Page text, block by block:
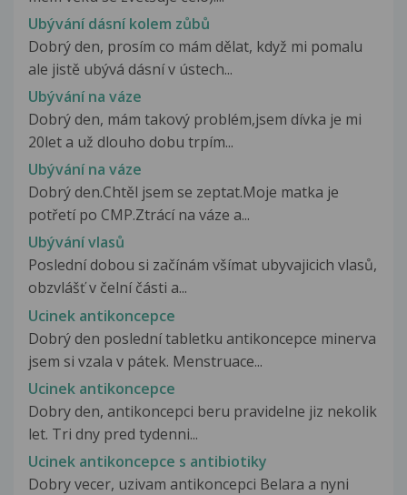
Ubývání dásní kolem zůbů
Dobrý den, prosím co mám dělat, když mi pomalu
ale jistě ubývá dásní v ústech...
Ubývání na váze
Dobrý den, mám takový problém,jsem dívka je mi
20let a už dlouho dobu trpím...
Ubývání na váze
Dobrý den.Chtěl jsem se zeptat.Moje matka je
potřetí po CMP.Ztrácí na váze a...
Ubývání vlasů
Poslední dobou si začínám všímat ubyvajicich vlasů,
obzvlášť v čelní části a...
Ucinek antikoncepce
Dobrý den poslední tabletku antikoncepce minerva
jsem si vzala v pátek. Menstruace...
Ucinek antikoncepce
Dobry den, antikoncepci beru pravidelne jiz nekolik
let. Tri dny pred tydenni...
Ucinek antikoncepce s antibiotiky
Dobry vecer, uzivam antikoncepci Belara a nyni